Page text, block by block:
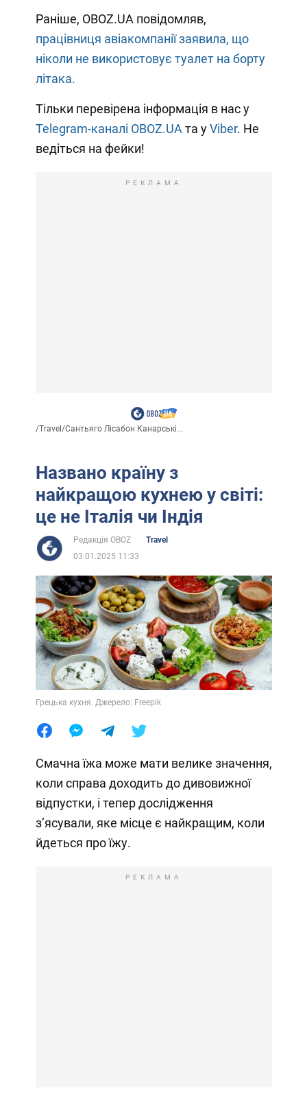
Раніше, OBOZ.UA повідомляв,
працівниця авіакомпанії заявила, що
ніколи не використовує туалет на борту
літака.
Тільки перевірена інформація в нас у
Telegram-каналі OBOZ.UA та уViber. Не
ведіться на фейки!
РЕКЛАМА
/Travel /Сантьяго Лісабон Канарські...
Названо країну з
найкращою кухнею у світі:
це не Італія чи Індія
Редакція OBOZ
Travel
03.01.2025 11:33
Грецька кухня. Джерело: Freepik
Смачна їжа може мати велике значення,
коли справа доходить до дивовижної
відпустки, і тепер дослідження
з’ясували, яке місце є найкращим, коли
йдеться про їжу.
РЕКЛАМА